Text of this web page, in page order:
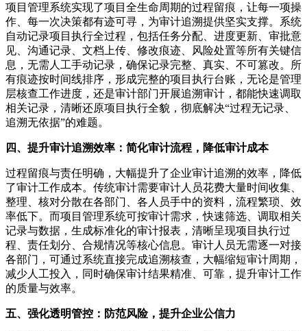
项目管理系统实现了项目全生命周期的过程留痕，让每一项操
作、每一次决策都有迹可寻，为审计追溯提供坚实支撑。系统
自动记录项目执行全过程，包括任务分配、进度更新、审批意
见、沟通记录、文档上传、修改痕迹、风险处置等所有关键信
息，无需人工手动记录，确保记录完整、真实、不可篡改。所
有痕迹按时间线排序，形成完整的项目执行台账，无论是管理
层核查工作进度，还是审计部门开展追溯审计，都能快速调取
相关记录，清晰还原项目执行全貌，彻底解决“过程无记录、
追溯无依据”的难题。
四、提升审计追溯效率：简化审计流程，降低审计成本
过程留痕与责任明确，大幅提升了企业审计追溯的效率，降低
了审计工作成本。传统审计需要审计人员花费大量时间收集、
整理、核对分散在各部门、各人员手中的资料，流程繁琐、效
率低下。而项目管理系统可按审计需求，快速筛选、调取相关
记录与数据，生成标准化的审计报表，清晰呈现项目执行过
程、责任划分、合规情况等核心信息。审计人员无需逐一对接
各部门，可通过系统直接完成追溯核查，大幅缩短审计周期，
减少人工投入，同时确保审计结果精准、可靠，提升审计工作
的质量与效率。
五、强化透明管控：防范风险，提升企业公信力